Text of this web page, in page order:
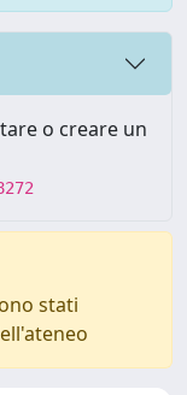
o creare un
stati